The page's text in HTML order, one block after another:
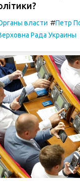
власти #Петр
Рада Украины